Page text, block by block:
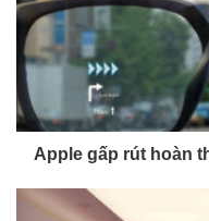
Apple gấp rút hoàn